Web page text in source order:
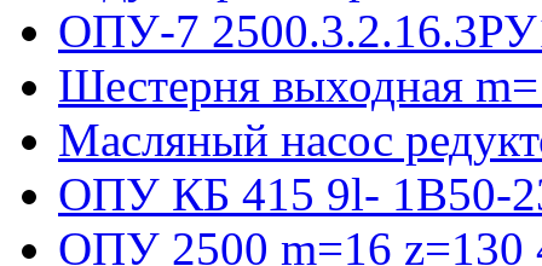
ОПУ-7
Шестерня выходная
Масляный насос
ОПУ КБ 415 9l- 1B50-
ОПУ 2500 m=16 z=130